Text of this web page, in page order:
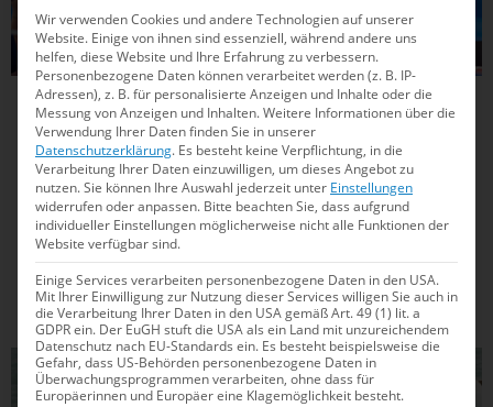
23.12.2025 12:00
Das sind eure Schwimmsport-Highlights für
2026
Auch das kommende Jahr bietet wieder viele sportliche
Höhepunkte. Die wichtigsten Termine aus allen
Schwimmsportarten bekommst du hier im praktischen
Überblick.
EISSCHWIMMEN
Wir verwenden Cookies und andere Technologien auf unserer
Website. Einige von ihnen sind essenziell, während andere uns
helfen, diese Website und Ihre Erfahrung zu verbessern.
Personenbezogene Daten können verarbeitet werden (z. B. IP-
Adressen), z. B. für personalisierte Anzeigen und Inhalte oder die
Messung von Anzeigen und Inhalten.Weitere Informationen über die
Verwendung Ihrer Daten finden Sie in unserer
Datenschutzerklärung. Es besteht keine Verpflichtung, in die
Verarbeitung Ihrer Daten einzuwilligen, um dieses Angebot zu
nutzen.Sie können Ihre Auswahl jederzeit unter Einstellungen
widerrufen oder anpassen. Bitte beachten Sie, dass aufgrund
individueller Einstellungen möglicherweise nicht alle Funktionen der
Website verfügbar sind.
Einige Services verarbeiten personenbezogene Daten in den USA.
Mit Ihrer Einwilligung zur Nutzung dieser Services willigen Sie auch in
die Verarbeitung Ihrer Daten in den USA gemäß Art. 49 (1) lit. a
GDPR ein. Der EuGH stuft die USA als ein Land mit unzureichendem
Datenschutz nach EU-Standards ein. Es besteht beispielsweise die
Gefahr, dass US-Behörden personenbezogene Daten in
Überwachungsprogrammen verarbeiten, ohne dass für
Europäerinnen und Europäer eine Klagemöglichkeit besteht.